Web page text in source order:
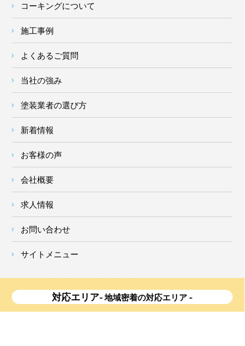
コーキングについて
施工事例
よくあるご質問
当社の強み
塗装業者の選び方
新着情報
お客様の声
会社概要
求人情報
お問い合わせ
サイトメニュー
対応エリア- 地域密着の対応エリア -